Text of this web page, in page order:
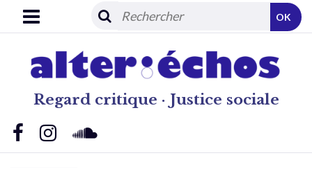
Regard critique · Justice sociale
OK